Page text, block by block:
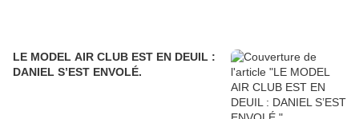
LE MODEL AIR CLUB EST EN DEUIL :
DANIEL S’EST ENVOLÉ.